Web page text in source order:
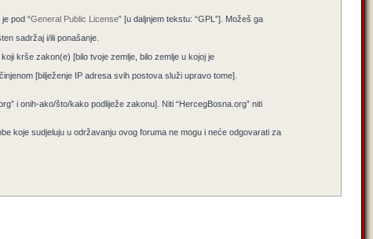
pod “General Public License” [u daljnjem tekstu: “GPL”]. Možeš ga
sadržaj i/ili ponašanje.
krše zakon(e) [bilo tvoje zemlje, bilo zemlje u kojoj je
[bilježenje IP adresa svih postova služi upravo tome].
i onih-ako/što/kako podliježe zakonu]. Niti “HercegBosna.org” niti
koje sudjeluju u održavanju ovog foruma ne mogu i neće odgovarati za